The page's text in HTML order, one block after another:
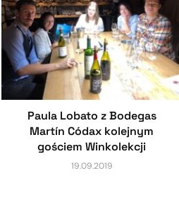
Paula Lobato z Bodegas
Martín Códax kolejnym
gościem Winkolekcji
19.09.2019